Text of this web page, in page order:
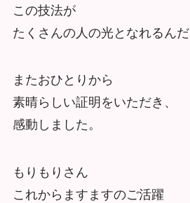
この技法が
たくさんの人の光となれるんだ
またおひとりから
素晴らしい証明をいただき、
感動しました。
もりもりさん
これからますますのご活躍